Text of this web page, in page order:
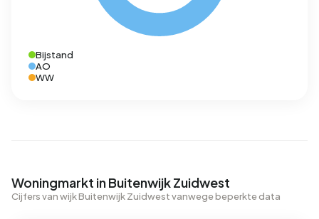
Bijstand
AO
WW
Woningmarkt in Buitenwijk Zuidwest
Cijfers van wijk Buitenwijk Zuidwest vanwege beperkte data